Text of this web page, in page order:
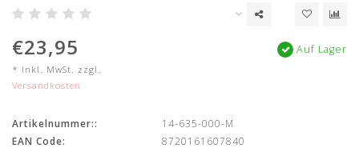
€23,95
* Inkl. MwSt. zzgl.
Versandkosten
Auf Lager
Artikelnummer::
14-635-000-M
EAN Code:
8720161607840